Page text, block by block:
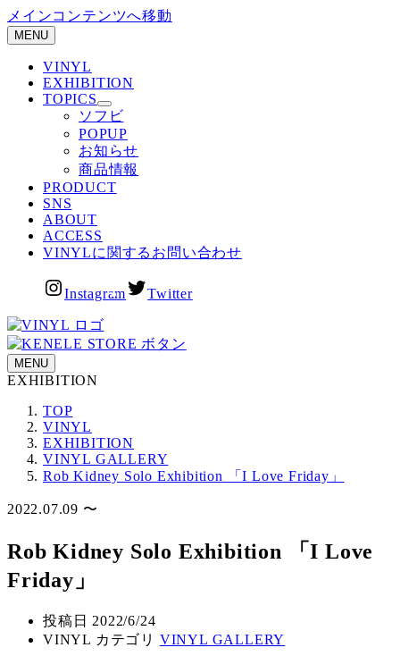
メインコンテンツへ移動
MENU
VINYL
EXHIBITION
TOPICS
ソフビ
POPUP
お知らせ
商品情報
PRODUCT
SNS
ABOUT
ACCESS
VINYLに関するお問い合わせ
Instagram Twitter
MENU
EXHIBITION
TOP
VINYL
EXHIBITION
VINYL GALLERY
Rob Kidney Solo Exhibition 「I Love Friday」
2022.07.09 〜
Rob Kidney Solo Exhibition 「I Love
Friday」
投稿日 2022/6/24
VINYL カテゴリ VINYL GALLERY